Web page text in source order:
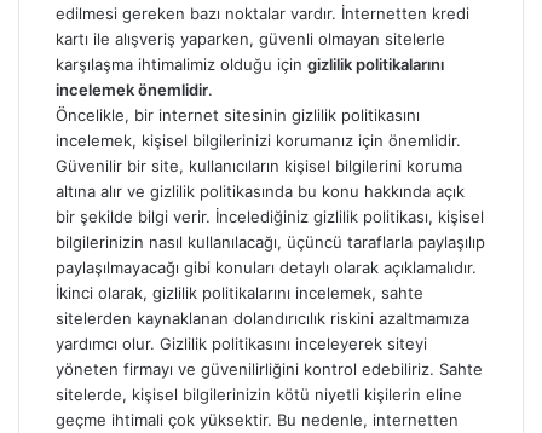
edilmesi gereken bazı noktalar vardır. İnternetten kredi
kartı ile alışveriş yaparken, güvenli olmayan sitelerle
karşılaşma ihtimalimiz olduğu için gizlilik politikalarını
incelemek önemlidir.
Öncelikle, bir internet sitesinin gizlilik politikasını
incelemek, kişisel bilgilerinizi korumanız için önemlidir.
Güvenilir bir site, kullanıcıların kişisel bilgilerini koruma
altına alır ve gizlilik politikasında bu konu hakkında açık
bir şekilde bilgi verir. İncelediğiniz gizlilik politikası, kişisel
bilgilerinizin nasıl kullanılacağı, üçüncü taraflarla paylaşılıp
paylaşılmayacağı gibi konuları detaylı olarak açıklamalıdır.
İkinci olarak, gizlilik politikalarını incelemek, sahte
sitelerden kaynaklanan dolandırıcılık riskini azaltmamıza
yardımcı olur. Gizlilik politikasını inceleyerek siteyi
yöneten firmayı ve güvenilirliğini kontrol edebiliriz. Sahte
sitelerde, kişisel bilgilerinizin kötü niyetli kişilerin eline
geçme ihtimali çok yüksektir. Bu nedenle, internetten